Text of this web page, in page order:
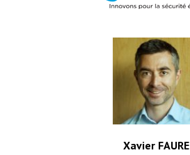
Xavier FAURE